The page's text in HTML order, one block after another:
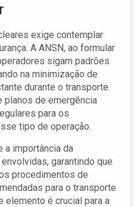
exige contemplar
A ANSN, ao formular
sigam padrões
na minimização de
durante o transporte.
planos de emergência
para os
tipo de operação.
a importância da
garantindo que
procedimentos de
para o transporte
elemento é crucial para a